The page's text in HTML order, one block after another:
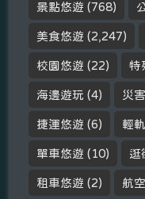
景點悠遊 (768)
美食悠遊 (2,247)
校園悠遊 (22) 特
海邊遊玩 (4) 災
捷運悠遊 (6) 輕
單車悠遊 (10) 逛
租車悠遊 (2) 航